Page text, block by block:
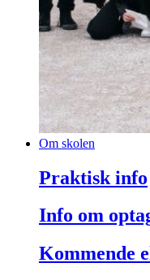
Om skolen
Praktisk info
Info om
Kommende